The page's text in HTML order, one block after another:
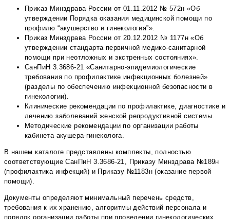
Приказ Минздрава России от 01.11.2012 № 572н «Об
утверждении Порядка оказания медицинской помощи по
профилю “акушерство и гинекология”».
Приказ Минздрава России от 20.12.2012 № 1177н «Об
утверждении стандарта первичной медико-санитарной
помощи при неотложных и экстренных состояниях».
СанПиН 3.3686-21 «Санитарно-эпидемиологические
требования по профилактике инфекционных болезней»
(разделы по обеспечению инфекционной безопасности в
гинекологии).
Клинические рекомендации по профилактике, диагностике и
лечению заболеваний женской репродуктивной системы.
Методические рекомендации по организации работы
кабинета акушера-гинеколога.
В нашем каталоге представлены комплекты, полностью
соответствующие СанПиН 3.3686-21, Приказу Минздрава №189н
(профилактика инфекций) и Приказу №1183н (оказание первой
помощи).
Документы определяют минимальный перечень средств,
требования к их хранению, алгоритмы действий персонала и
порядок организации работы при проведении гинекологических